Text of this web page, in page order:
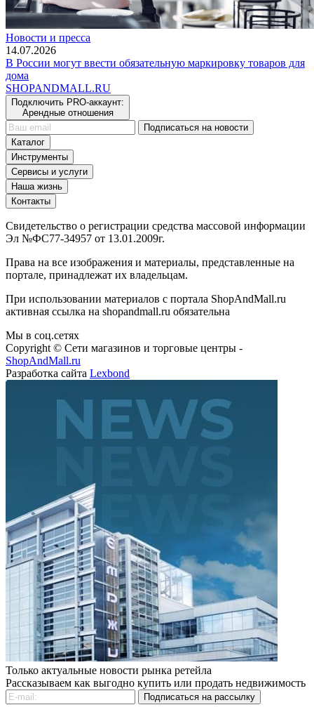
Новости и пресса
14.07.2026
В России могут ввести обязательную маркировку товаров для
дома
SHOPANDMALL.RU
Подключить PRO-аккаунт:
Арендные отношения
Подписаться на новости
Каталог
Инструменты
Сервисы и услуги
Наша жизнь
Контакты
Свидетельство о регистрации средства массовой информации
Эл №ФС77-34957 от 13.01.2009г.
Права на все изображения и материалы, представленные на
портале, принадлежат их владельцам.
При использовании материалов с портала ShopAndMall.ru
активная ссылка на shopandmall.ru обязательна
Мы в соц.сетях
Copyright © Сети магазинов и торговые центры -
ShopAndMall.ru
Разработка сайта Lexbond
Только актуальные новости рынка ретейла
Рассказываем как выгодно купить или продать недвижимость